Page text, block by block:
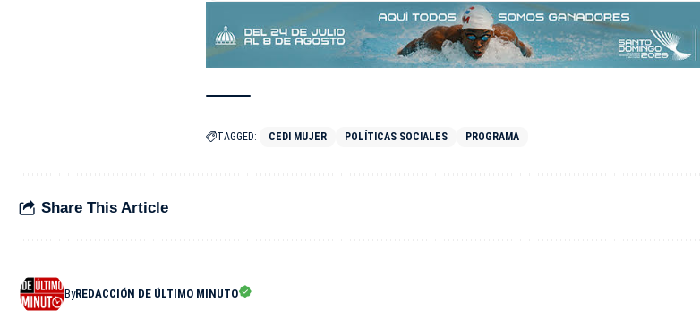
TAGGED: CEDI MUJER POLÍTICAS SOCIALES PROGRAMA
Share This Article
ByREDACCIÓN DE ÚLTIMO MINUTO